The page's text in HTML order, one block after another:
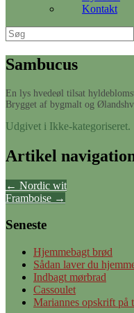
Kontakt
Søg
efter:
Sambucus
En lys hvedeøl tilsat
Brygget af bygmalt og
Udgivet i Ikke-kategoriseret.
Artikel
← Nordic wit
Framboise →
Seneste
Hjemmebagt brød
Sådan laver du
Indbagt mørbrad
Cassoulet
Mariannes opskrift på